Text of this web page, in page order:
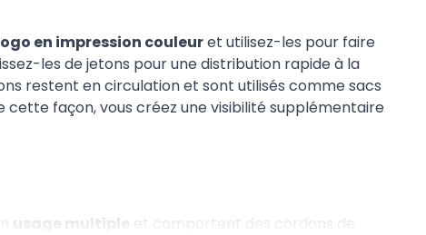
en impression couleuret utilisez-les pour faire
les de jetons pour une distribution rapide à la
restent en circulation et sont utilisés comme sacs
façon, vous créez une visibilité supplémentaire
usage multiple
et comportent des cordons de